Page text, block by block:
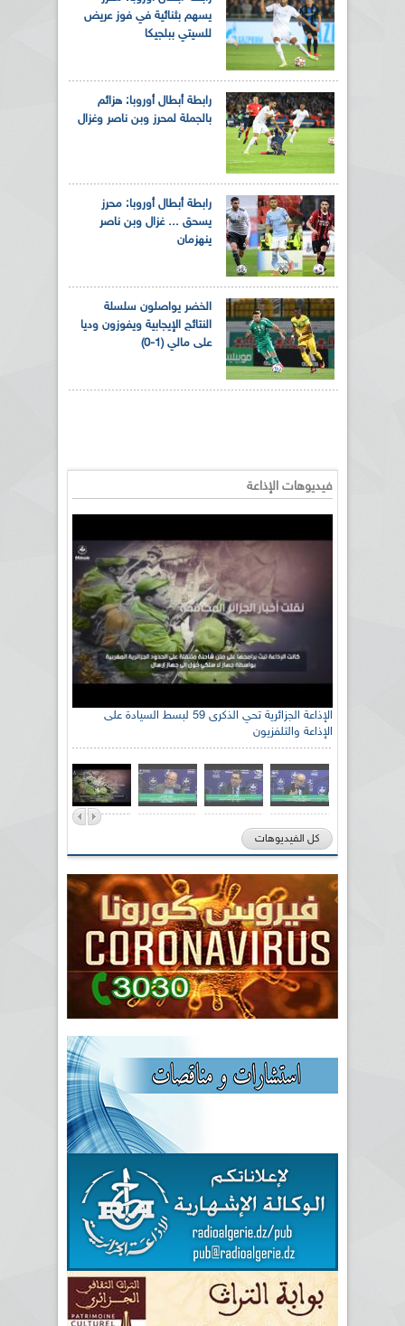
يسهم بثنائية في فوز عريض
للسيتي ببلجيكا
رابطة أبطال أوروبا: هزائم
بالجملة لمحرز وبن ناصر وغزال
رابطة أبطال أوروبا: محرز
يسحق ... غزال وبن ناصر
ينهزمان
الخضر يواصلون سلسلة
النتائج الإيجابية ويفوزون وديا
على مالي (1-0)
فيديوهات الإذاعة
الإذاعة الجزائرية تحي الذكرى 59 لبسط السيادة على
الإذاعة والتلفزيون
كل الفيديوهات